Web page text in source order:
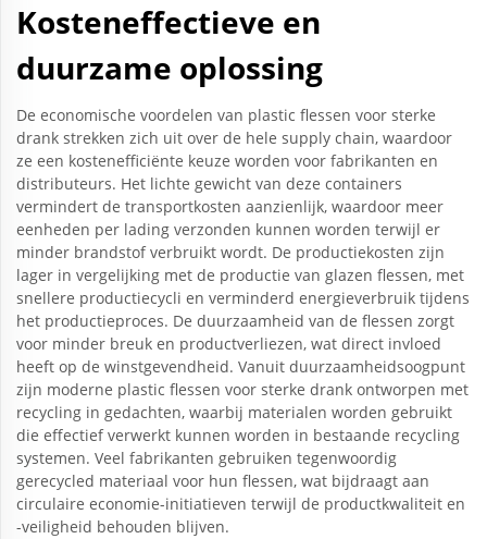
Kosteneffectieve en
duurzame oplossing
De economische voordelen van plastic flessen voor sterke
drank strekken zich uit over de hele supply chain, waardoor
ze een kostenefficiënte keuze worden voor fabrikanten en
distributeurs. Het lichte gewicht van deze containers
vermindert de transportkosten aanzienlijk, waardoor meer
eenheden per lading verzonden kunnen worden terwijl er
minder brandstof verbruikt wordt. De productiekosten zijn
lager in vergelijking met de productie van glazen flessen, met
snellere productiecycli en verminderd energieverbruik tijdens
het productieproces. De duurzaamheid van de flessen zorgt
voor minder breuk en productverliezen, wat direct invloed
heeft op de winstgevendheid. Vanuit duurzaamheidsoogpunt
zijn moderne plastic flessen voor sterke drank ontworpen met
recycling in gedachten, waarbij materialen worden gebruikt
die effectief verwerkt kunnen worden in bestaande recycling
systemen. Veel fabrikanten gebruiken tegenwoordig
gerecycled materiaal voor hun flessen, wat bijdraagt aan
circulaire economie-initiatieven terwijl de productkwaliteit en
-veiligheid behouden blijven.